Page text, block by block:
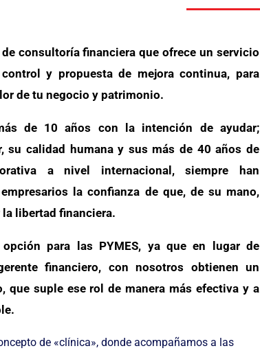
consultoría financiera que ofrece un servicio
y propuesta de mejora continua, para
de tu negocio y patrimonio.
de 10 años con la intención de ayudar;
su calidad humana y sus más de 40 años de
a nivel internacional, siempre han
la confianza de que, de su mano,
la libertad financiera.
para las PYMES, ya que en lugar de
financiero, con nosotros obtienen un
que suple ese rol de manera más efectiva y a
de «clínica», donde acompañamos a las